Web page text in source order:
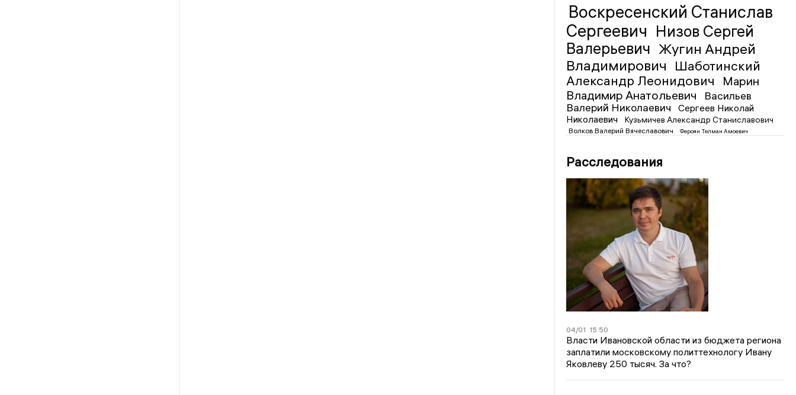
Воскресенский Станислав
Сергеевич Низов Сергей
Валерьевич Жугин Андрей
Владимирович
Шаботинский
Александр Леонидович
Марин
Владимир Анатольевич
Васильев
Валерий Николаевич
Сергеев Николай
Николаевич
Кузьмичев Александр Станиславович
Волков Валерий Вячеславович Фероян Телман Амоевич
Расследования
04/01 15:50
Власти Ивановской области из бюджета региона
заплатили московскому политтехнологу Ивану
Яковлеву 250 тысяч. За что?